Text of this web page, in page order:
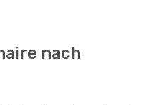
nach